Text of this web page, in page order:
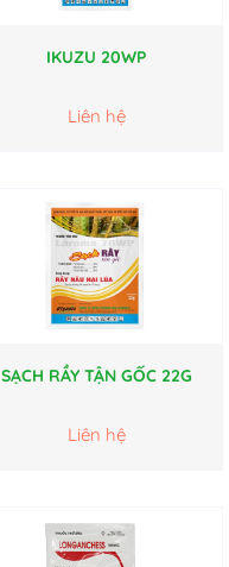
IKUZU 20WP
Liên hệ
SẠCH RẦY TẬN GỐC 22G
Liên hệ